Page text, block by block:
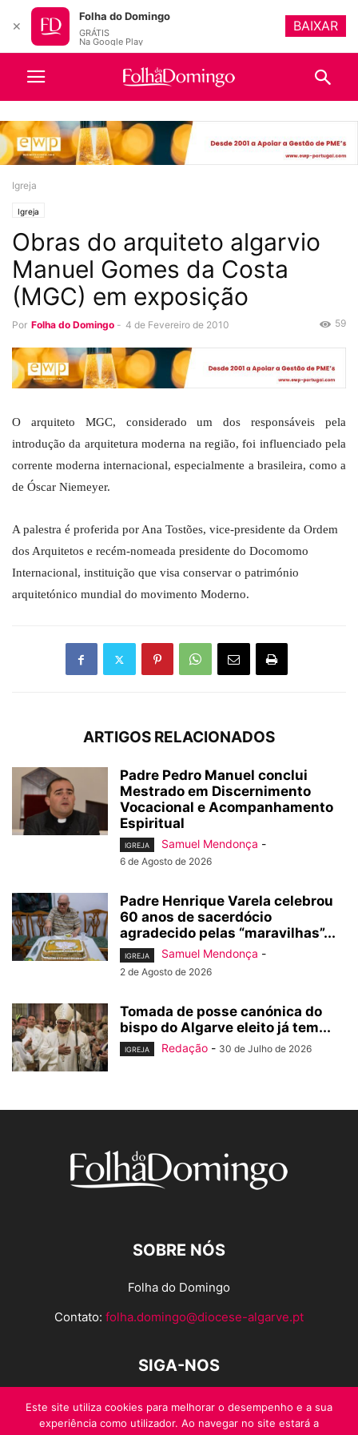
Igreja
Igreja
Obras do arquiteto algarvio
Manuel Gomes da Costa
(MGC) em exposição
Por Folha do Domingo - 4 de Fevereiro de 2010 59
O arquiteto MGC, considerado um dos responsáveis pela
introdução da arquitetura moderna na região, foi influenciado pela
corrente moderna internacional, especialmente a brasileira, como a
de Óscar Niemeyer.
A palestra é proferida por Ana Tostões, vice-presidente da Ordem
dos Arquitetos e recém-nomeada presidente do Docomomo
Internacional, instituição que visa conservar o património
arquitetónico mundial do movimento Moderno.
ARTIGOS RELACIONADOS
Padre Pedro Manuel conclui
Mestrado em Discernimento
Vocacional e Acompanhamento
Espiritual
IGREJA Samuel Mendonça -
6 de Agosto de 2026
Padre Henrique Varela celebrou
60 anos de sacerdócio
agradecido pelas “maravilhas”...
IGREJA Samuel Mendonça -
2 de Agosto de 2026
Tomada de posse canónica do
bispo do Algarve eleito já tem...
IGREJA Redação - 30 de Julho de 2026
SOBRE NÓS
Folha do Domingo
Contato: folha.domingo@diocese-algarve.pt
SIGA-NOS
Este site utiliza cookies para melhorar o desempenho e a sua
experiência como utilizador. Ao navegar no site estará a
✕
Folha do Domingo
GRÁTIS
Na Google Play
BAIXAR